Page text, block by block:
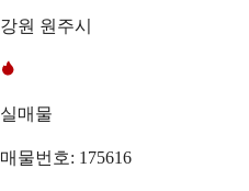
강원 원주시
실매물
매물번호: 175616